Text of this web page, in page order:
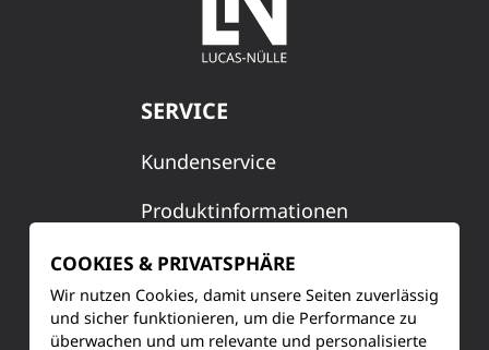
SERVICE
Kundenservice
Produktinformationen
Training & Schulung
Ihre Meinung
COOKIES & PRIVATSPHÄRE
Wir nutzen Cookies, damit unsere Seiten zuverlässig
und sicher funktionieren, um die Performance zu
überwachen und um relevante und personalisierte